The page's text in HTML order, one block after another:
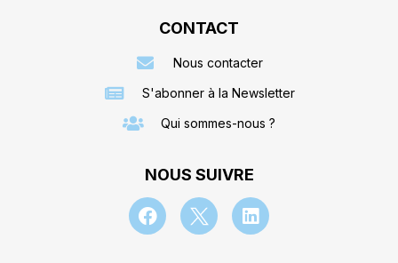
CONTACT
Nous contacter
S'abonner à la Newsletter
Qui sommes-nous ?
NOUS SUIVRE